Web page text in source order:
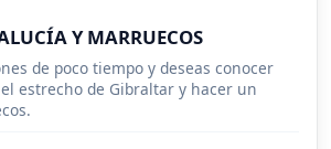
Y MARRUECOS
de poco tiempo y deseas conocer
estrecho de Gibraltar y hacer un